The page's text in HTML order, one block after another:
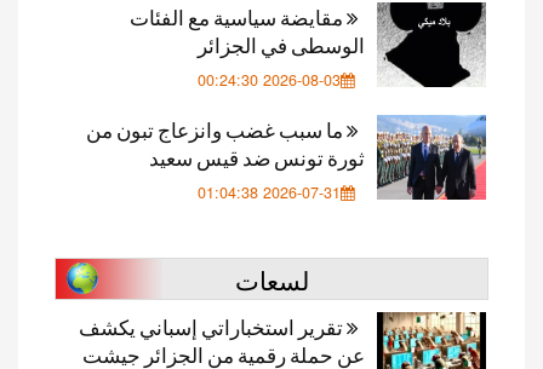
مقايضة سياسية مع الفئات
الوسطى في الجزائر
2026-08-03 00:24:30
ما سبب غضب وانزعاج تبون من
ثورة تونس ضد قيس سعيد
2026-07-31 01:04:38
لسعات
تقرير استخباراتي إسباني يكشف
عن حملة رقمية من الجزائر جيشت